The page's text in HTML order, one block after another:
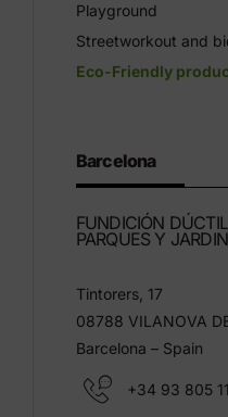
Playground
Streetworkout and
Eco-Friendly
Barcelona
FUNDICIÓN
PARQUES Y
Tintorers, 17
08788 VILANOVA
Barcelona – Spain
+34 93 805